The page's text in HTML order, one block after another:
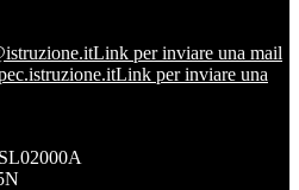
Link per inviare una mail
Link per inviare una